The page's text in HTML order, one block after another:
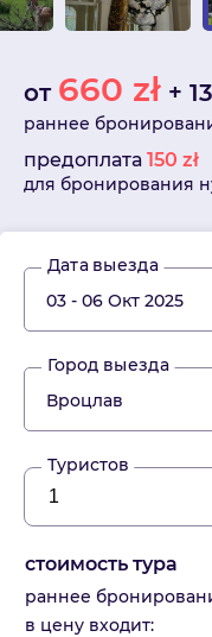
от 660 zł +
раннее
предоплата 150 zł
для бронирования
03 - 06 Окт 2025
Дата выезда
Вроцлав
Город выезда
Туристов
стоимость тура
раннее
в цену входит: